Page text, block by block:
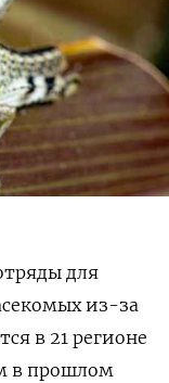
для
из-за
в 21 регионе
в прошлом